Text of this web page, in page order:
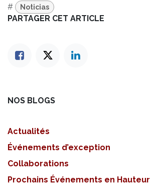
#
Noticias
PARTAGER CET ARTICLE
NOS BLOGS
Actualités
Événements d’exception
Collaborations
Prochains Événements en Hauteur